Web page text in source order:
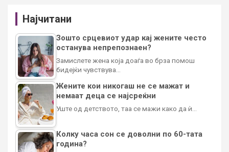
Најчитани
Зошто срцевиот удар кај жените често
останува непрепознаен?
Замислете жена која доаѓа во брза помош
бидејќи чувствува…
Жените кои никогаш не се мажат и
немаат деца се најсреќни
Уште од детството, таа се мажи како да ѝ…
Колку часа сон се доволни по 60-тата
година?